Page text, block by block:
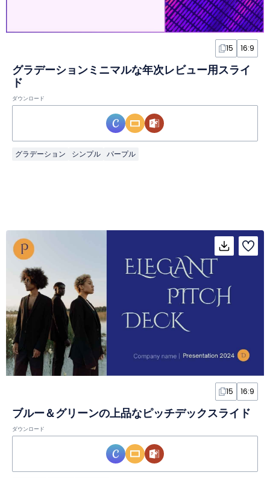
15 16:9
グラデーションミニマルな年次レビュー用スライ
ド
ダウンロード
グラデーション シンプル パープル
15 16:9
ブルー＆グリーンの上品なピッチデックスライド
ダウンロード